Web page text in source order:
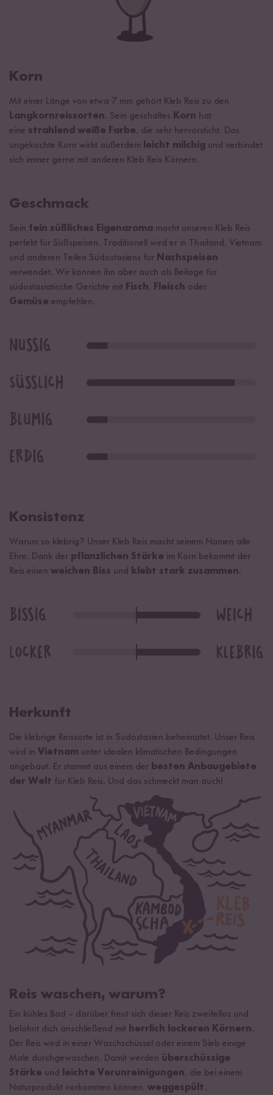
Korn
Mit einer Länge von etwa 7 mm gehört Kleb Reis zu den
Langkornreissorten. Sein geschältes Korn hat
eine strahlend weiße Farbe, die sehr hervorsticht. Das
ungekochte Korn wirkt außerdem
leicht milchig und verbindet
sich immer gerne mit anderen Kleb Reis Körnern.
Geschmack
Sein fein süßliches Eigenaroma macht unseren Kleb Reis
perfekt für Süßspeisen. Traditionell wird er in Thailand, Vietnam
und anderen Teilen Südostasiens für Nachspeisen
verwendet. Wir können ihn aber auch als Beilage für
südostasiatische Gerichte mit Fisch, Fleisch oder
Gemüse empfehlen.
Konsistenz
Warum so klebrig? Unser Kleb Reis macht seinem Namen alle
Ehre. Dank der pflanzlichen Stärke im Korn bekommt der
Reis einen weichen Biss und klebt stark zusammen.
Herkunft
Die klebrige Reissorte ist in Südostasien beheimatet. Unser Reis
wird in Vietnam unter idealen klimatischen Bedingungen
angebaut. Er stammt aus einem der besten Anbaugebiete
der Welt für Kleb Reis. Und das schmeckt man auch!
Reis waschen, warum?
Ein kühles Bad – darüber freut sich dieser Reis zweifellos und
belohnt dich anschließend mit herrlich lockeren Körnern.
Der Reis wird in einer Waschschüssel oder einem Sieb einige
Male durchgewaschen. Damit werden überschüssige
Stärke und leichte Verunreinigungen, die bei einem
Naturprodukt vorkommen können, weggespült.